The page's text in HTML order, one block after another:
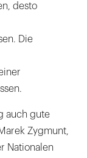
desto
Die
auch gute
Zygmunt,
Nationalen